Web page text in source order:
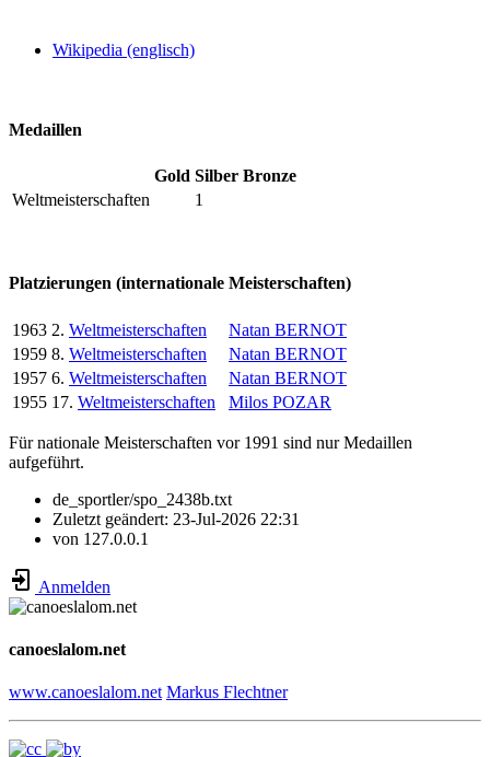
Wikipedia (englisch)
Medaillen
Gold Silber Bronze
Weltmeisterschaften
1
Platzierungen (internationale Meisterschaften)
1963 2. Weltmeisterschaften
Natan BERNOT
1959 8. Weltmeisterschaften
Natan BERNOT
1957 6. Weltmeisterschaften
Natan BERNOT
1955 17. Weltmeisterschaften Milos POZAR
Für nationale Meisterschaften vor 1991 sind nur Medaillen
aufgeführt.
de_sportler/spo_2438b.txt
Zuletzt geändert: 23-Jul-2026 22:31
von 127.0.0.1
Anmelden
canoeslalom.net
www.canoeslalom.net Markus Flechtner